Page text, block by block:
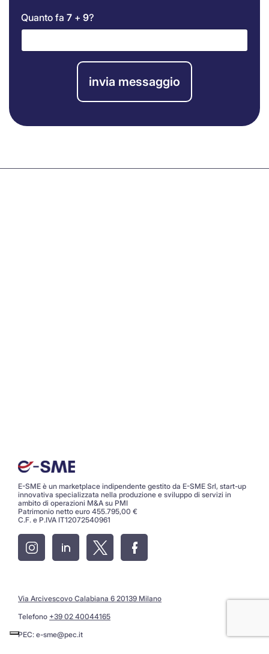
Quanto fa 7 + 9?
invia messaggio
E-SME è un marketplace indipendente gestito da E-SME Srl, start-up
innovativa specializzata nella produzione e sviluppo di servizi in
ambito di operazioni M&A su PMI
Patrimonio netto euro 455.795,00 €
C.F. e P.IVA IT12072540961
Via Arcivescovo Calabiana 6 20139 Milano
Telefono +39 02 40044165
PEC: e-sme@pec.it